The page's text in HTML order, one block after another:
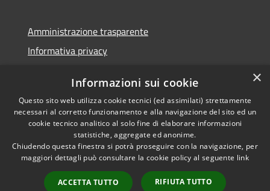
Amministrazione trasparente
Informativa privacy
Dichiarazione di accessibilità
RSS
Accessibilità
Copyright © 2026 • Comune di
Vaprio d'Adda • Powered by
Municipium•
Accesso
×
Informazioni sui cookie
Questo sito web utilizza cookie tecnici (ed assimilati) strettamente
necessari al corretto funzionamento e alla navigazione del sito ed un
cookie tecnico analitico al solo fine di elaborare informazioni
statistiche, aggregate ed anonime.
Chiudendo questa finestra si potrà proseguire con la navigazione, per
maggiori dettagli può consultare la cookie policy al seguente link
ACCETTA TUTTO RIFIUTA TUTTO